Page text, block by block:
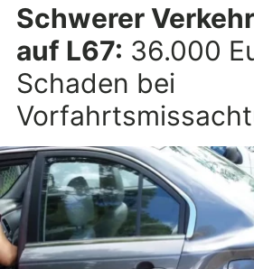
Schwerer
auf L67: 36.000
Schaden bei